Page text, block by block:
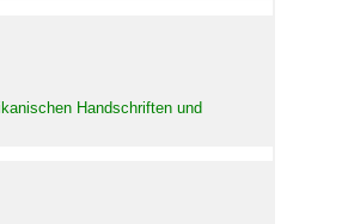
Handschriften und